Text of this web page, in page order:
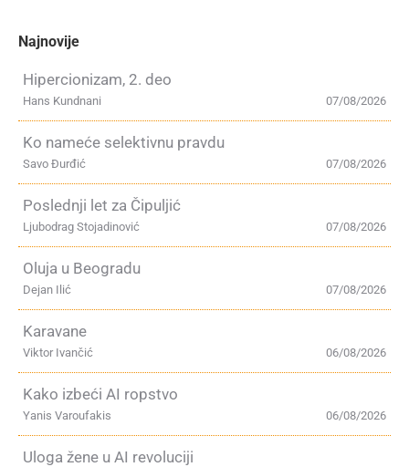
Najnovije
Hipercionizam, 2. deo
07/08/2026
Hans Kundnani
Ko nameće selektivnu pravdu
07/08/2026
Savo Đurđić
Poslednji let za Čipuljić
07/08/2026
Ljubodrag Stojadinović
Oluja u Beogradu
07/08/2026
Dejan Ilić
Karavane
06/08/2026
Viktor Ivančić
Kako izbeći AI ropstvo
06/08/2026
Yanis Varoufakis
Uloga žene u AI revoluciji